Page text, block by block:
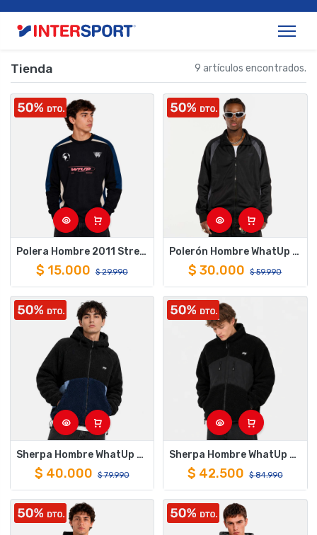
Tienda 9 artículos encontrados.
Polera Hombre 2011 Streetwear Negro WhatUp
$ 15.000 $29.990
Polerón Hombre WhatUp Tracktop Black
$30.000 $59.990
Sherpa Hombre WhatUp Full Zipper Black Blue
$ 40.000 $79.990
Sherpa Hombre WhatUp Full Zipper Black Black
$ 42.500 $84.990